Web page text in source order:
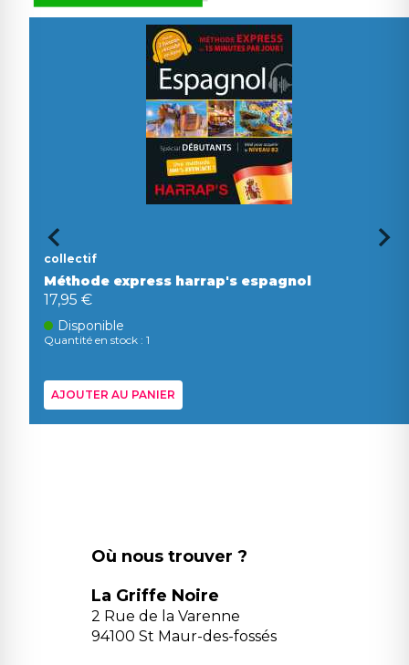
collectif
Méthode express harrap's espagnol
17,95 €
Disponible
Quantité en stock : 1
AJOUTER AU PANIER
Où nous trouver ?
La Griffe Noire
2 Rue de la Varenne
94100 St Maur-des-fossés